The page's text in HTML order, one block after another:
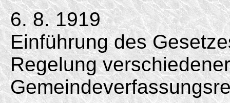
6. 8. 1919
Einführung des
Regelung